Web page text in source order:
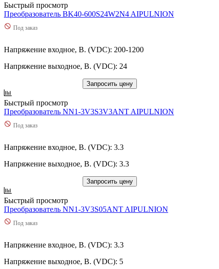
Быстрый просмотр
Преобразователь BK40-600S24W2N4 AIPULNION
Под заказ
Напряжение входное, В. (VDC): 200-1200
Напряжение выходное, В. (VDC): 24
Запросить цену
Быстрый просмотр
Преобразователь NN1-3V3S3V3ANT AIPULNION
Под заказ
Напряжение входное, В. (VDC): 3.3
Напряжение выходное, В. (VDC): 3.3
Запросить цену
Быстрый просмотр
Преобразователь NN1-3V3S05ANT AIPULNION
Под заказ
Напряжение входное, В. (VDC): 3.3
Напряжение выходное, В. (VDC): 5